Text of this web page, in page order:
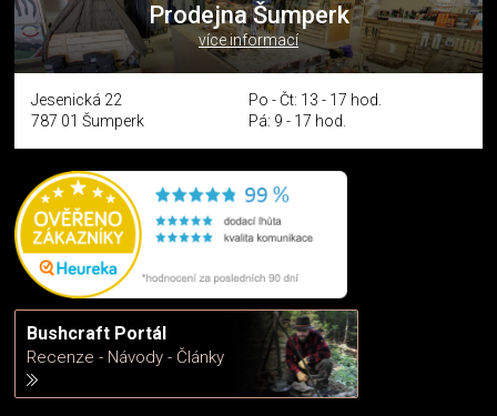
Prodejna Šumperk
více informací
Jesenická 22
787 01 Šumperk
Po - Čt: 13 - 17 hod.
Pá: 9 - 17 hod.
Bushcraft Portál
Recenze - Návody - Články